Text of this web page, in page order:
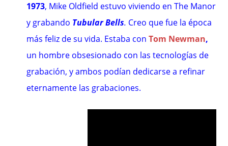
1973, Mike Oldfield estuvo viviendo en The Manor
y grabando Tubular Bells. Creo que fue la época
más feliz de su vida. Estaba conTom Newman,
un hombre obsesionado con las tecnologías de
grabación, y ambos podían dedicarse a refinar
eternamente las grabaciones.